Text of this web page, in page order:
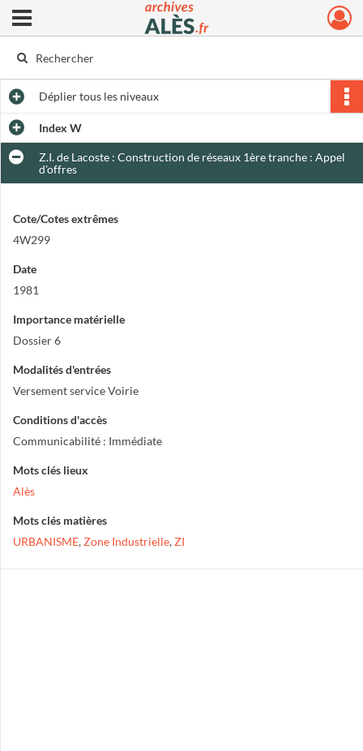
Archives municipales d'Alès
Ouvrir le menu déroulant
Dépliertous les niveaux
Index W
Z.I. de Lacoste : Construction de réseaux 1ère tranche : Appel
d'offres
Cote/Cotes extrêmes
4W299
Date
1981
Importance matérielle
Dossier 6
Modalités d'entrées
Versement service Voirie
Conditions d'accès
Communicabilité : Immédiate
Mots clés lieux
Alès
Mots clés matières
URBANISME,Zone Industrielle,ZI